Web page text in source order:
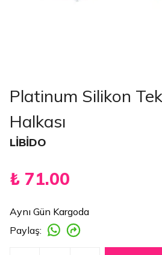
Platinum Silikon
Halkası
LİBİDO
₺ 71.00
Aynı Gün Kargoda
Paylaş: